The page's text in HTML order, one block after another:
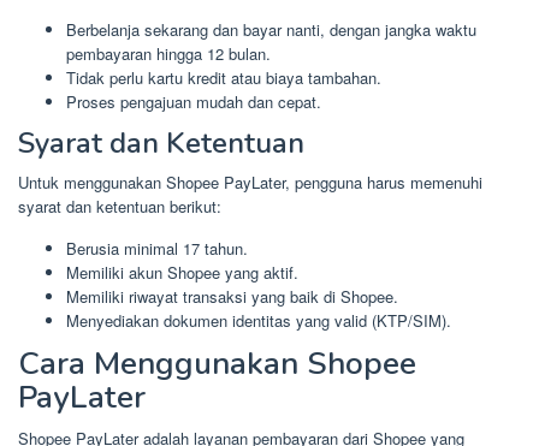
Berbelanja sekarang dan bayar nanti, dengan jangka waktu
pembayaran hingga 12 bulan.
Tidak perlu kartu kredit atau biaya tambahan.
Proses pengajuan mudah dan cepat.
Syarat dan Ketentuan
Untuk menggunakan Shopee PayLater, pengguna harus memenuhi
syarat dan ketentuan berikut:
Berusia minimal 17 tahun.
Memiliki akun Shopee yang aktif.
Memiliki riwayat transaksi yang baik di Shopee.
Menyediakan dokumen identitas yang valid (KTP/SIM).
Cara Menggunakan Shopee
PayLater
Shopee PayLater adalah layanan pembayaran dari Shopee yang